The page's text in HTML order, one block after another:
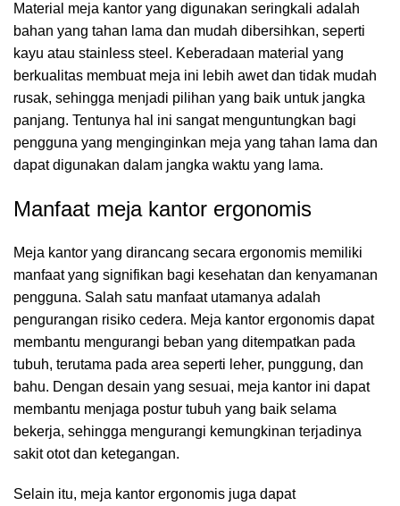
Material meja kantor yang digunakan seringkali adalah
bahan yang tahan lama dan mudah dibersihkan, seperti
kayu atau stainless steel. Keberadaan material yang
berkualitas membuat meja ini lebih awet dan tidak mudah
rusak, sehingga menjadi pilihan yang baik untuk jangka
panjang. Tentunya hal ini sangat menguntungkan bagi
pengguna yang menginginkan meja yang tahan lama dan
dapat digunakan dalam jangka waktu yang lama.
Manfaat meja kantor ergonomis
Meja kantor yang dirancang secara ergonomis memiliki
manfaat yang signifikan bagi kesehatan dan kenyamanan
pengguna. Salah satu manfaat utamanya adalah
pengurangan risiko cedera. Meja kantor ergonomis dapat
membantu mengurangi beban yang ditempatkan pada
tubuh, terutama pada area seperti leher, punggung, dan
bahu. Dengan desain yang sesuai, meja kantor ini dapat
membantu menjaga postur tubuh yang baik selama
bekerja, sehingga mengurangi kemungkinan terjadinya
sakit otot dan ketegangan.
Selain itu, meja kantor ergonomis juga dapat